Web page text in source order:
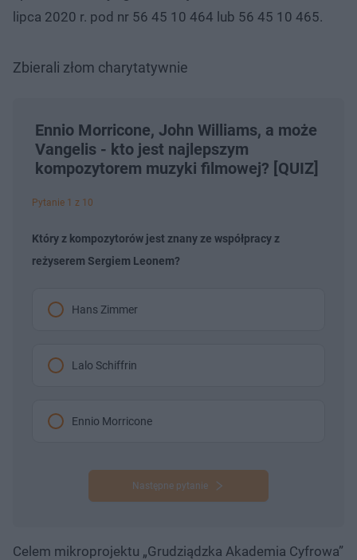
lipca 2020 r. pod nr 56 45 10 464 lub 56 45 10 465.
Zbierali złom charytatywnie
Ennio Morricone, John Williams, a może
Vangelis - kto jest najlepszym
kompozytorem muzyki filmowej? [QUIZ]
Pytanie 1 z 10
Który z kompozytorów jest znany ze współpracy z
reżyserem Sergiem Leonem?
Hans Zimmer
Lalo Schiffrin
Ennio Morricone
Następne pytanie
Celem mikroprojektu „Grudziądzka Akademia Cyfrowa”